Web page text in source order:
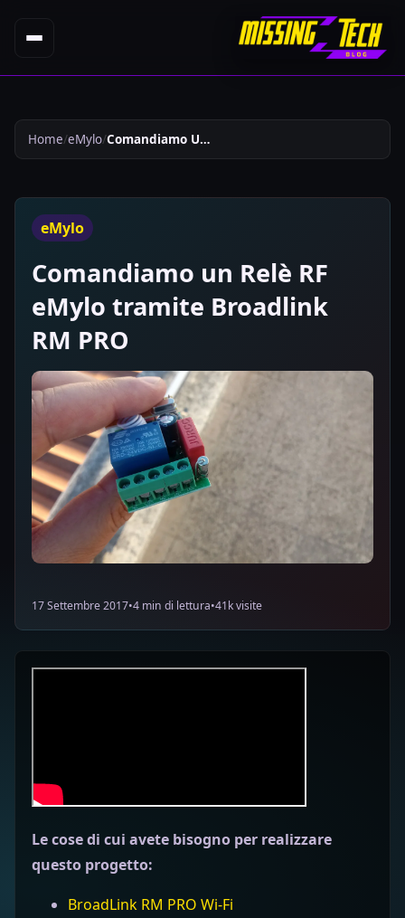
Home eMylo Comandiamo Un Relandegrave Rf Emylo Tramite Broadlink Rm Pro 29
eMylo
Comandiamo un Relè RF
eMylo tramite Broadlink
RM PRO
17 Settembre 2017•4 min di lettura•41k visite
Le cose di cui avete bisogno per realizzare
questo progetto:
BroadLink RM PRO Wi-Fi